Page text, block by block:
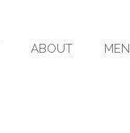
ABOUT MEN